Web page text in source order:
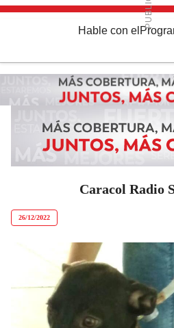
Hable con el
Caracol Radio
26/12/2022